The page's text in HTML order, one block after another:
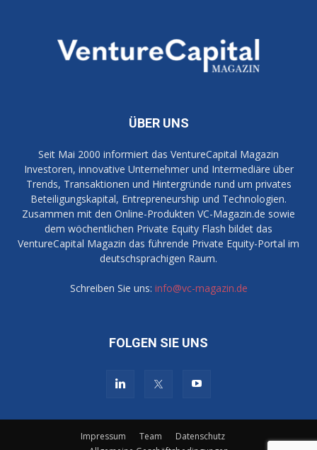
ÜBER UNS
Seit Mai 2000 informiert das VentureCapital Magazin
Investoren, innovative Unternehmer und Intermediäre über
Trends, Transaktionen und Hintergründe rund um privates
Beteiligungskapital, Entrepreneurship und Technologien.
Zusammen mit den Online-Produkten VC-Magazin.de sowie
dem wöchentlichen Private Equity Flash bildet das
VentureCapital Magazin das führende Private Equity-Portal im
deutschsprachigen Raum.
Schreiben Sie uns: info@vc-magazin.de
FOLGEN SIE UNS
Impressum Team
Datenschutz